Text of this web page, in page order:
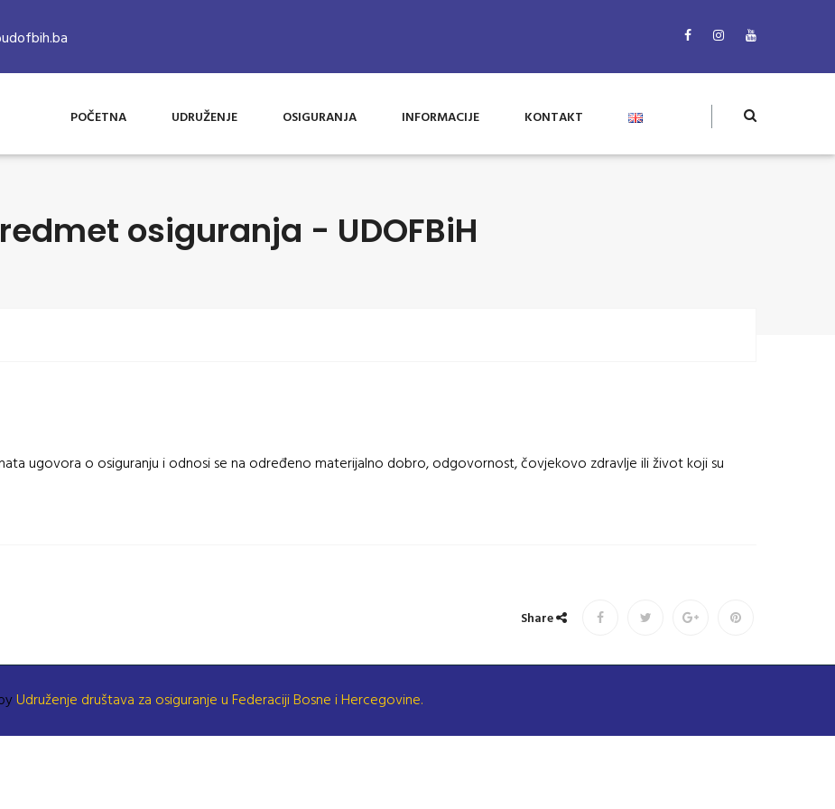
POČETNA UDRUŽENJE OSIGURANJA INFORMACIJE KONTAKT
osiguranja - UDOFBiH
ugovora o osiguranju i odnosi se na određeno materijalno dobro, odgovornost, čovjekovo zdravlje ili život koji su
Share
Udruženje društava za osiguranje u Federaciji Bosne i Hercegovine.